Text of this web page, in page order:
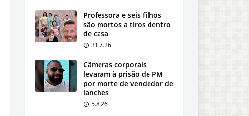
Professora e seis filhos
são mortos a tiros dentro
de casa
31.7.26
Câmeras corporais
levaram à prisão de PM
por morte de vendedor de
lanches
5.8.26